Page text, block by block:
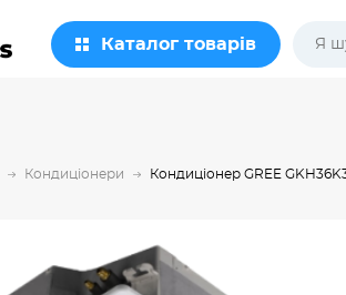
Каталог товарів
Кондиціонери Кондиціонер GREE